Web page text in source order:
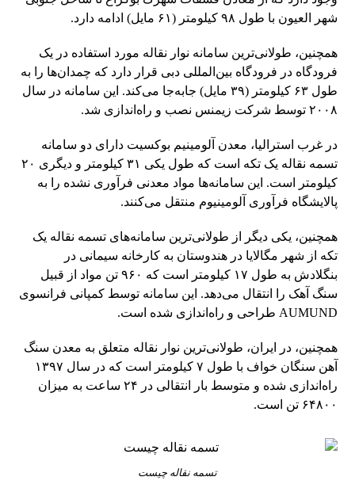
شهر العیون با طول ۹۸ کیلومتر (۶۱ مایل) ادامه دارد.
همچنین، طولانی‌ترین سامانه نوار نقاله مورد استفاده در یک
فرودگاه در فرودگاه بین‌المللی دبی قرار دارد که چمدان‌ها را به
طول ۶۳ کیلومتر (۳۹ مایل) جابه‌جا می‌کند. این سامانه در سال
۲۰۰۸ توسط شرکت زیمنس نصب و راه‌اندازی شد.
در غرب استرالیا، معدن آلومینیم بوکسیت دارای دو سامانه
تسمه نقاله یک تکه است که طول یکی ۳۱ کیلومتر و دیگری ۲۰
کیلومتر است. این سامانه‌ها مواد معدنی فرآوری نشده را به
پالایشگاه فرآوری آلومینیوم منتقل می‌کنند.
همچنین، یکی دیگر از طولانی‌ترین سامانه‌های تسمه نقاله یک
تکه از شهر مگالایا در هندوستان به کارخانه سیمانی در
بنگلادش به طول ۱۷ کیلومتر است که ۹۶۰ تن مواد از قبیل
سنگ آهک را انتقال می‌دهد. این سامانه توسط کمپانی فرانسوی
AUMUND طراحی و راه‌اندازی شده است.
همچنین، در ایران، طولانی‌ترین نوار نقاله متعلق به معدن سنگ
آهن سنگان خواف با طول ۷ کیلومتر است که در سال ۱۳۹۷
راه‌اندازی شده و متوسط بار انتقالی در ۲۴ ساعت به میزان
۶۴۸۰۰ تن است.
تسمه نقاله چیست